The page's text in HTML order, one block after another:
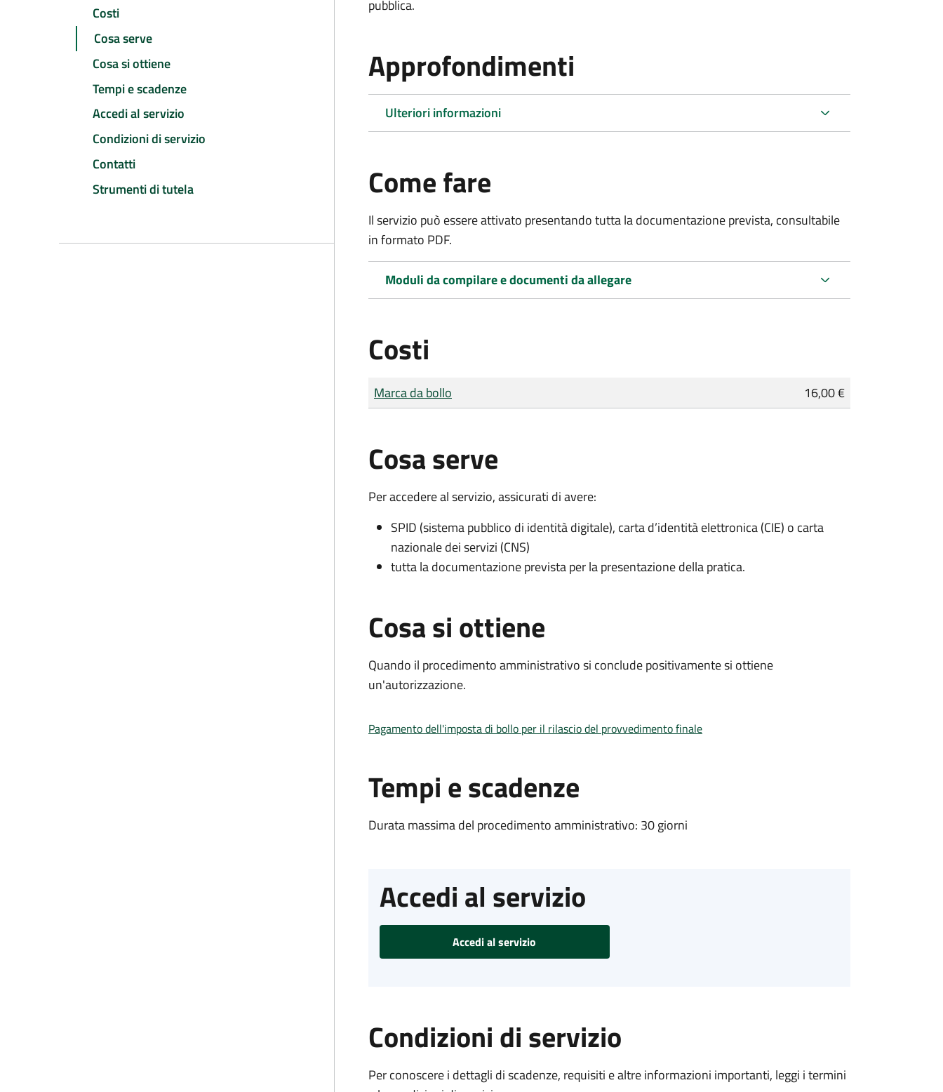
Costi
Cosa serve
Cosa si ottiene
Tempi e scadenze
Accedi al servizio
Condizioni di servizio
Contatti
Strumenti di tutela
pubblica.
Approfondimenti
Ulteriori informazioni
Come fare
Il servizio può essere attivato presentando tutta la documentazione prevista, consultabile
in formato PDF.
Moduli da compilare e documenti da allegare
Costi
Tipo di pagamento
Importo
Marca da bollo 16,00 €
Cosa serve
Per accedere al servizio, assicurati di avere:
SPID (sistema pubblico di identità digitale), carta d’identità elettronica (CIE) o carta
nazionale dei servizi (CNS)
tutta la documentazione prevista per la presentazione della pratica.
Cosa si ottiene
Quando il procedimento amministrativo si conclude positivamente si ottiene
un'autorizzazione.
Pagamento dell'imposta di bollo per il rilascio del provvedimento finale
Tempi e scadenze
Durata massima del procedimento amministrativo: 30 giorni
Accedi al servizio
Accedi al servizio
Condizioni di servizio
Per conoscere i dettagli di scadenze, requisiti e altre informazioni importanti, leggi i termini